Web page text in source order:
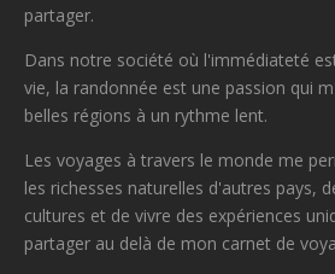
partager.
Dans notre société où l'immédiateté
vie, la randonnée est une passion qui
belles régions à un rythme lent.
Les voyages à travers le monde me
les richesses naturelles d'autres pays,
cultures et de vivre des expériences
partager au delà de mon carnet de